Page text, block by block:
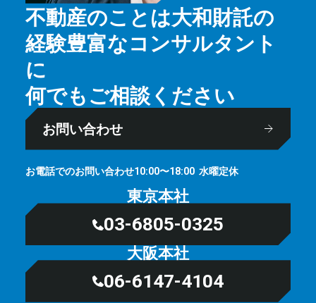
不動産のことは大和財託の
経験豊富なコンサルタント
に
何でもご相談ください
お問い合わせ
お電話でのお問い合わせ10:00〜18:00 ⽔曜定休
東京本社
03-6805-0325
大阪本社
06-6147-4104